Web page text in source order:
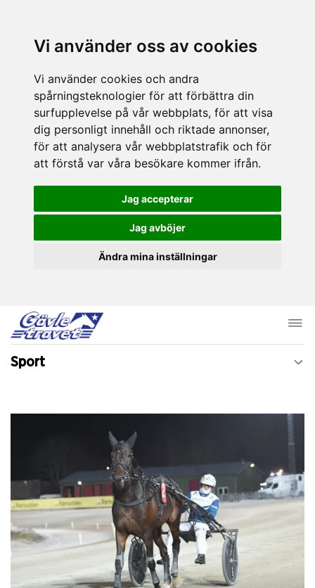
Vi använder oss av cookies
Vi använder cookies och andra
spårningsteknologier för att förbättra din
surfupplevelse på vår webbplats, för att visa
dig personligt innehåll och riktade annonser,
för att analysera vår webbplatstrafik och för
att förstå var våra besökare kommer ifrån.
Jag accepterar
Jag avböjer
Ändra mina inställningar
Sport